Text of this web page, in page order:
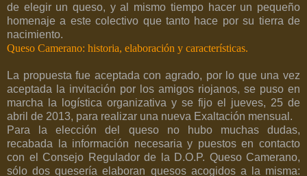
de elegir un queso, y al mismo tiempo hacer un pequeño
homenaje a este colectivo que tanto hace por su tierra de
nacimiento.
Queso Camerano: historia, elaboración y características.
La propuesta fue aceptada con agrado, por lo que una vez
aceptada la invitación por los amigos riojanos, se puso en
marcha la logística organizativa y se fijo el jueves, 25 de
abril de 2013, para realizar una nueva Exaltación mensual.
Para la elección del queso no hubo muchas dudas,
recabada la información necesaria y puestos en contacto
con el Consejo Regulador de la D.O.P. Queso Camerano,
sólo dos quesería elaboran quesos acogidos a la misma: